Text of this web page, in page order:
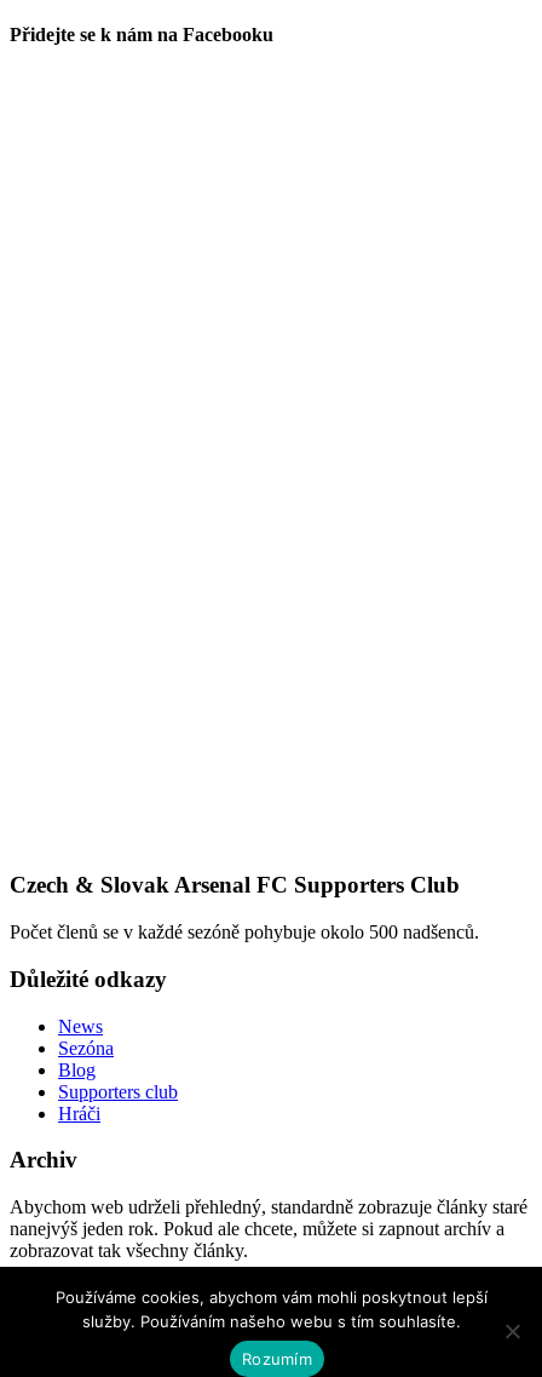
Přidejte se k nám na Facebooku
Czech & Slovak Arsenal FC Supporters Club
Počet členů se v každé sezóně pohybuje okolo 500 nadšenců.
Důležité odkazy
News
Sezóna
Blog
Supporters club
Hráči
Archiv
Abychom web udrželi přehledný, standardně zobrazuje články staré
nanejvýš jeden rok. Pokud ale chcete, můžete si zapnout archív a
zobrazovat tak všechny články.
Zapnout archiv
Všechna práva vyhrazena © 2026 Arsenal FC Supporters Club.
Používáme cookies, abychom vám mohli poskytnout lepší
služby. Používáním našeho webu s tím souhlasíte.
Rozumím